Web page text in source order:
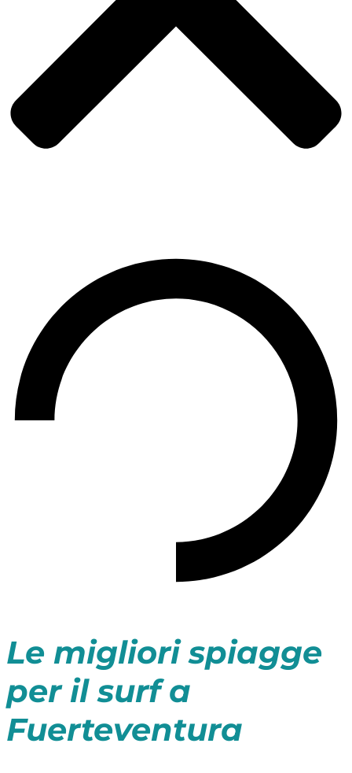
Le migliori spiagge
per il surf a
Fuerteventura